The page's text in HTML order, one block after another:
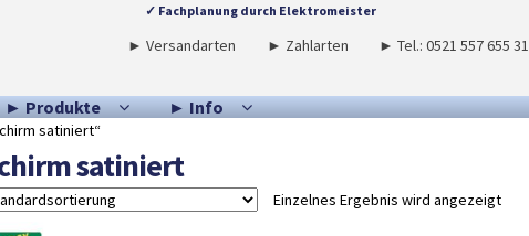
✓ Fachplanung durch Elektromeister
► Versandarten ► Zahlarten ► Tel.: 0521 557 655 31
► Produkte ► Info
satiniert“
satiniert
Einzelnes Ergebnis wird angezeigt